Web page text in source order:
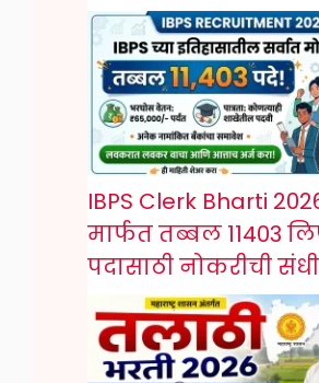
IBPS Clerk Bharti
मार्फत तब्बल 11403
पदासाठी नोकरीची संधी